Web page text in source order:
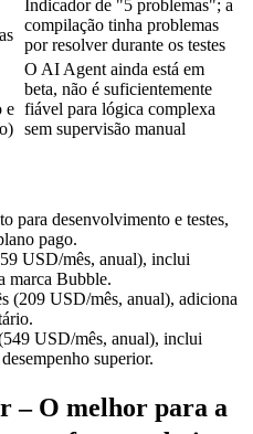
Indicador de "5 problemas"; a
compilação tinha problemas
por resolver durante os testes
e
O AI Agent ainda está em
beta, não é suficientemente
fiável para lógica complexa
sem supervisão manual
para desenvolvimento e testes,
pago.
USD/mês, anual), inclui
marca Bubble.
(209 USD/mês, anual), adiciona
USD/mês, anual), inclui
superior.
– O melhor para a